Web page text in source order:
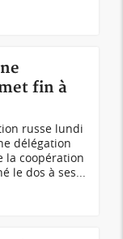
fin à
russe lundi
délégation
la coopération
le dos à ses...